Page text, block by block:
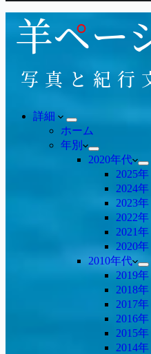
詳細
ホーム
年別
2020年代
2025年
2024年
2023年
2022年
2021年
2020年
2010年代
2019年
2018年
2017年
2016年
2015年
2014年